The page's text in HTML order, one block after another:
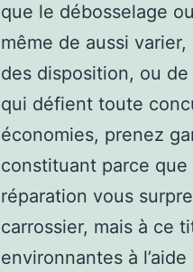
que le débosselage
même de aussi
des disposition, ou
qui défient toute
économies, prenez
constituant parce que
réparation vous
carrossier, mais à ce
environnantes à